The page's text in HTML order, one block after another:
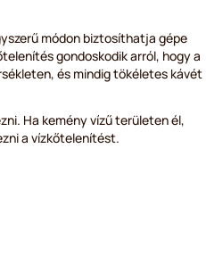
módon biztosíthatja gépe
gondoskodik arról, hogy a
és mindig tökéletes kávét
Ha kemény vízű területen él,
a vízkőtelenítést.